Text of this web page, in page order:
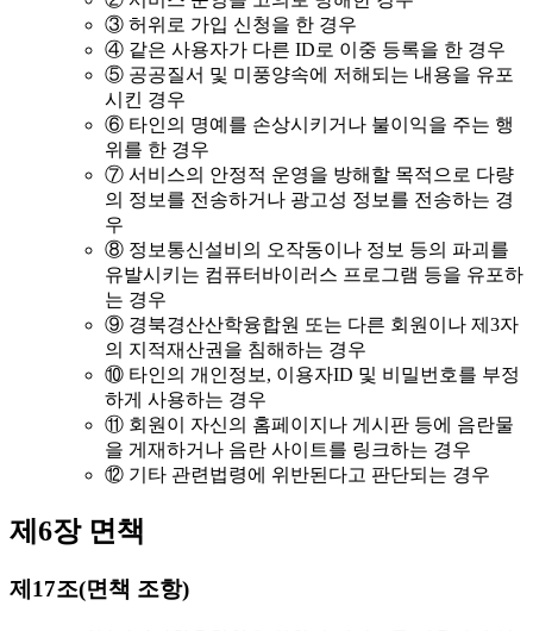
③ 허위로 가입 신청을 한 경우
④ 같은 사용자가 다른 ID로 이중 등록을 한 경우
⑤ 공공질서 및 미풍양속에 저해되는 내용을 유포
시킨 경우
⑥ 타인의 명예를 손상시키거나 불이익을 주는 행
위를 한 경우
⑦ 서비스의 안정적 운영을 방해할 목적으로 다량
의 정보를 전송하거나 광고성 정보를 전송하는 경
우
⑧ 정보통신설비의 오작동이나 정보 등의 파괴를
유발시키는 컴퓨터바이러스 프로그램 등을 유포하
는 경우
⑨ 경북경산산학융합원 또는 다른 회원이나 제3자
의 지적재산권을 침해하는 경우
⑩ 타인의 개인정보, 이용자ID 및 비밀번호를 부정
하게 사용하는 경우
⑪ 회원이 자신의 홈페이지나 게시판 등에 음란물
을 게재하거나 음란 사이트를 링크하는 경우
⑫ 기타 관련법령에 위반된다고 판단되는 경우
제6장 면책
제17조(면책 조항)